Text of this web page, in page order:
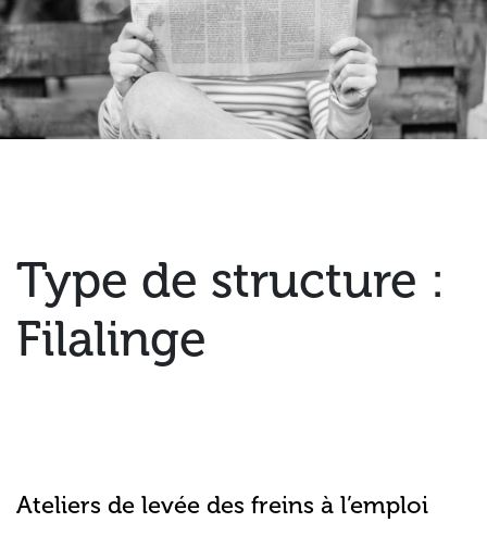
Type de structure :
Filalinge
Ateliers de levée des freins à l’emploi